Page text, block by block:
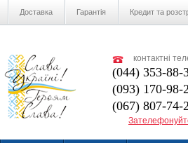
Доставка Гарантія Кредит та
контактні
(044) 353-88-
(093) 170-98-
(067) 807-74-